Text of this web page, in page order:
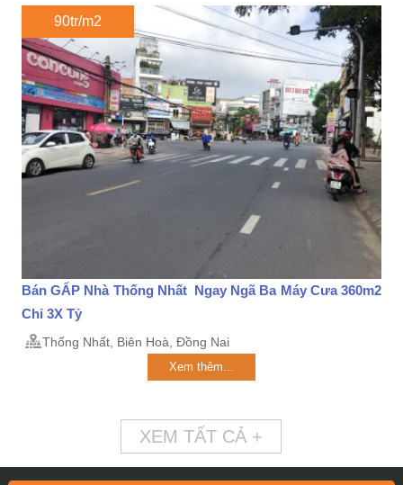
90tr/m2
Bán GẤP Nhà Thống Nhất Ngay Ngã Ba Máy Cưa 360m2
Chỉ 3X Tỷ
Thống Nhất, Biên Hoà, Đồng Nai
Xem thêm...
XEM TẤT CẢ +